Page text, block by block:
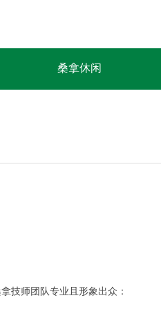
桑拿休闲
师团队专业且形象出众：